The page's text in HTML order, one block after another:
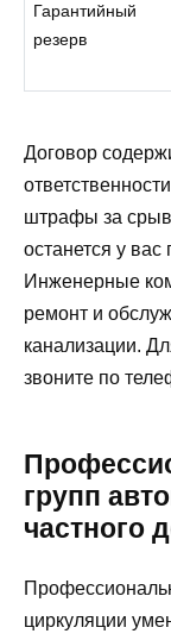
Гарантийный
резерв
Договор
штрафы за срыв
останется у
Инженерные
ремонт и
канализации.
звоните по
групп
частного
циркуляции